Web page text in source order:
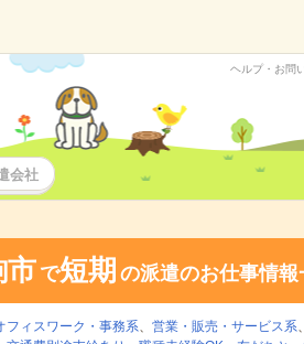
ヘルプ・お問
会社
市 で短期 の派遣のお仕事情報
フィスワーク・事務系、 営業・販売・サービス系、